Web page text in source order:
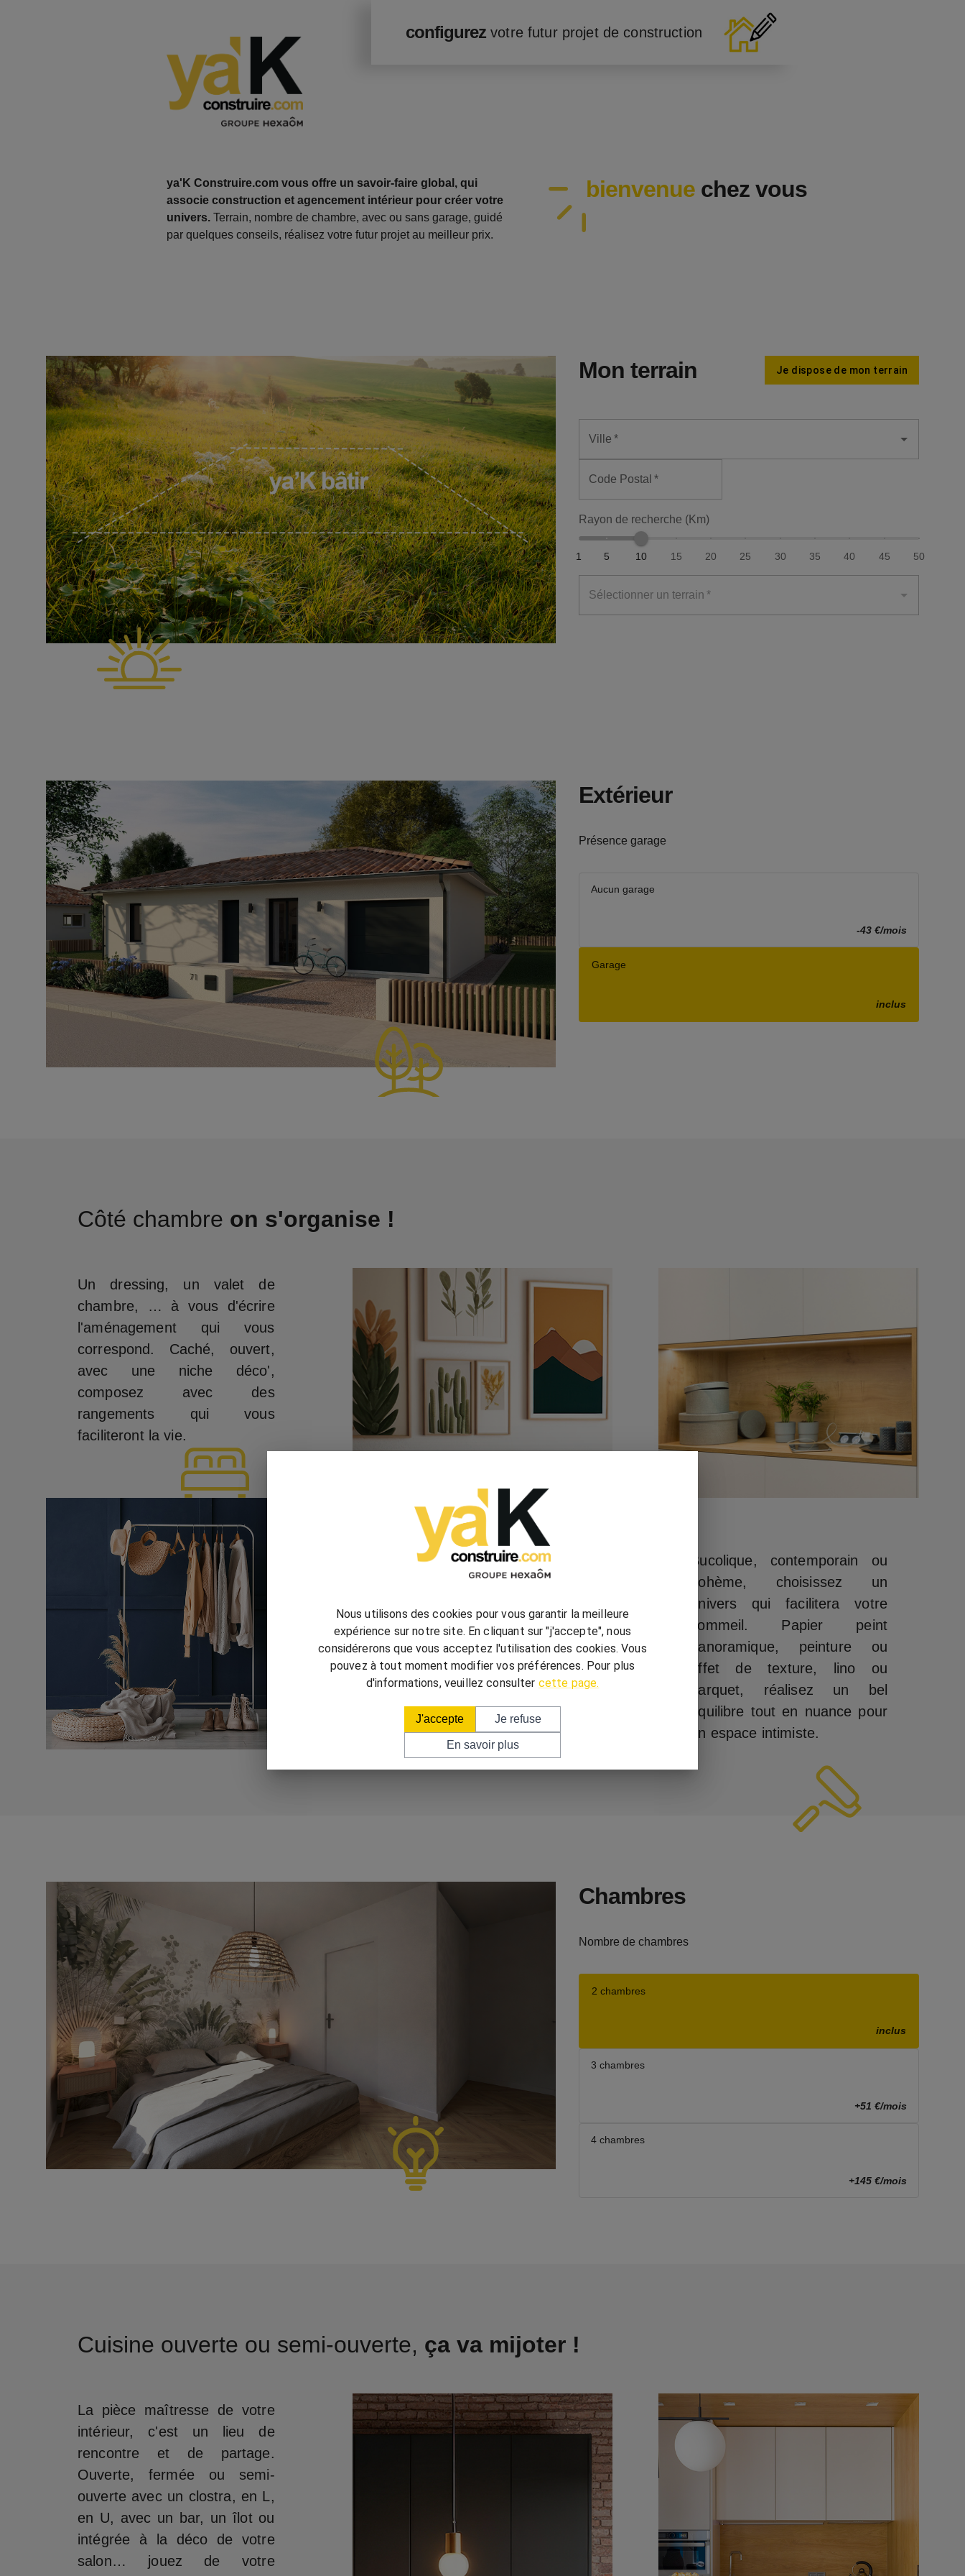
configurezvotre futur projet de construction
bienvenue chez vous
ya'K Construire.com vous offre un savoir-faire global, qui
associe construction et agencement intérieur pour créer votre
univers. Terrain, nombre de chambre, avec ou sans garage, guidé
par quelques conseils, réalisez votre futur projet au meilleur prix.
Mon terrain Je dispose de mon terrain
Code Postal *
Ville *
Rayon de recherche (Km)
1 5 10 15 20 25 30 35 40 45 50
Sélectionner un terrain *
Extérieur
Présence garage
Aucun garage
-43 €/mois
Garage
inclus
Côté chambre on s'organise !
Un dressing, un valet de
chambre, … à vous d'écrire
l'aménagement qui vous
correspond. Caché, ouvert,
avec une niche déco',
composez avec des
rangements qui vous
faciliteront la vie.
Bucolique, contemporain ou
bohème, choisissez un
univers qui facilitera votre
sommeil. Papier peint
panoramique, peinture ou
effet de texture, lino ou
parquet, réalisez un bel
équilibre tout en nuance pour
un espace intimiste.
Chambres
Nombre de chambres
2 chambres
inclus
3 chambres
+51 €/mois
4 chambres
+145 €/mois
Cuisine ouverte ou semi-ouverte, ça va mijoter !
La pièce maîtresse de votre
intérieur, c'est un lieu de
rencontre et de partage.
Ouverte, fermée ou semi-
ouverte avec un clostra, en L,
en U, avec un bar, un îlot ou
intégrée à la déco de votre
salon… jouez de votre
Nous utilisons des cookies pour vous garantir la meilleure
expérience sur notre site. En cliquant sur "j'accepte", nous
considérerons que vous acceptez l'utilisation des cookies. Vous
pouvez à tout moment modifier vos préférences. Pour plus
d'informations, veuillez consulter cette page.
J'accepte Je refuse
En savoir plus